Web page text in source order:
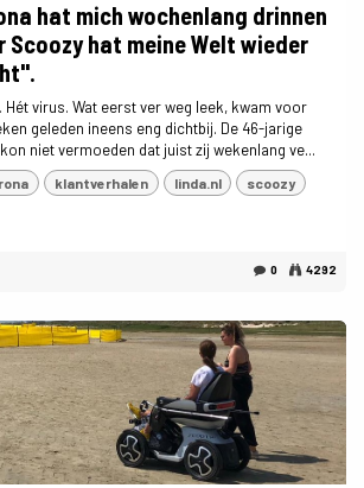
hat mich wochenlang drinnen
Scoozy hat meine Welt wieder
Hét virus. Wat eerst ver weg leek, kwam voor
geleden ineens eng dichtbij. De 46-jarige
niet vermoeden dat juist zij wekenlang ve...
klantverhalen linda.nl scoozy
0 4292